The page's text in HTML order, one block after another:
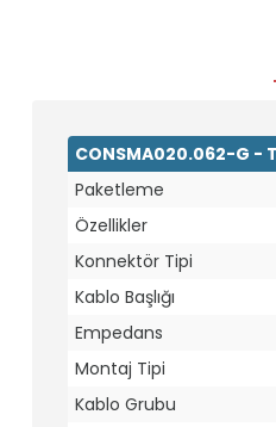
CONSMA020.062-G -
Paketleme
Özellikler
Konnektör Tipi
Kablo Başlığı
Empedans
Montaj Tipi
Kablo Grubu